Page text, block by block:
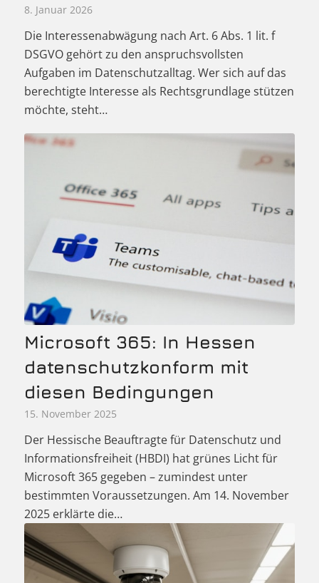
8. Januar 2026
Die Interessenabwägung nach Art. 6 Abs. 1 lit. f
DSGVO gehört zu den anspruchsvollsten
Aufgaben im Datenschutzalltag. Wer sich auf das
berechtigte Interesse als Rechtsgrundlage stützen
möchte, steht…
Microsoft 365: In Hessen
datenschutzkonform mit
diesen Bedingungen
15. November 2025
Der Hessische Beauftragte für Datenschutz und
Informationsfreiheit (HBDI) hat grünes Licht für
Microsoft 365 gegeben – zumindest unter
bestimmten Voraussetzungen. Am 14. November
2025 erklärte die…